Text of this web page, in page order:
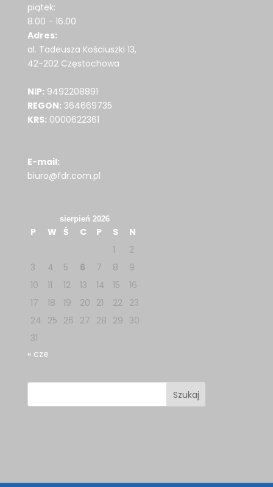
piątek:
8.00 - 16.00
Adres:
al. Tadeusza Kościuszki 13,
42-202 Częstochowa
NIP: 9492208891
REGON: 364669735
KRS: 0000622361
E-mail:
biuro@fdr.com.pl
sierpień 2026
P W Ś C P S
N
1
2
3
4 5 6 7 8
9
10
11 12 13 14 15
16
17
18 19 20 21 22
23
24 25 26 27 28 29 30
31
« cze